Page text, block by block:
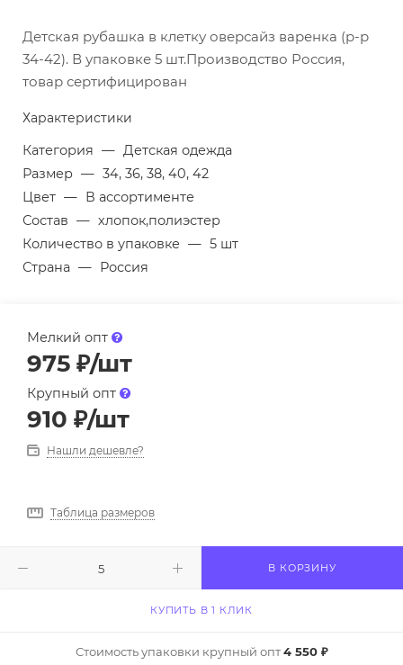
Детская рубашка в клетку оверсайз варенка (р-р
34-42). В упаковке 5 шт.Производство Россия,
товар сертифицирован
Характеристики
Категория — Детская одежда
Размер — 34, 36, 38, 40, 42
Цвет — В ассортименте
Состав — хлопок,полиэстер
Количество в упаковке — 5 шт
Страна — Россия
Мелкий опт
975 ₽/шт
Крупный опт
910 ₽/шт
Нашли дешевле?
Таблица размеров
В КОРЗИНУ
КУПИТЬ В 1 КЛИК
Стоимость упаковки крупный опт4 550 ₽